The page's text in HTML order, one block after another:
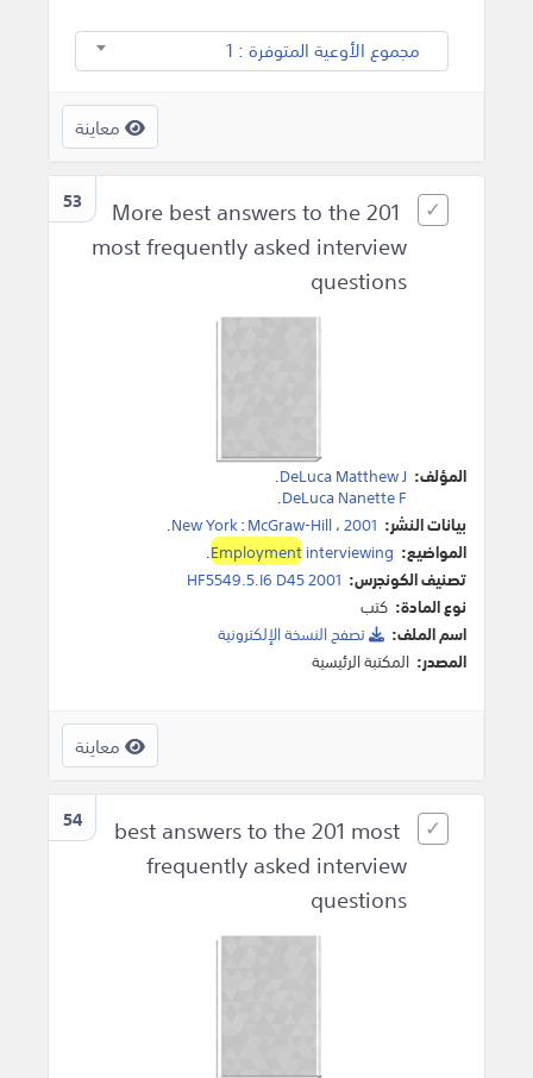
مجموع الأوعية المتوفرة : 1
معاينة
53
More best answers to the 201
most frequently asked interview
questions
المؤلف: DeLuca Matthew J
.
DeLuca Nanette F
.
بيانات النشر:
New York:McGraw-Hill،2001
.
المواضيع:
Employmentinterviewing
.
تصنيف الكونجرس: HF5549.5.I6 D45 2001
نوع المادة: كتب
اسم الملف:
تصفح النسخة اﻹلكترونية
المصدر: المكتبة الرئيسية
معاينة
54
best answers to the 201 most
frequently asked interview
questions